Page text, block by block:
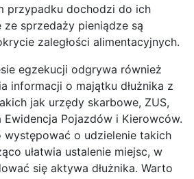
przypadku dochodzi do ich
sprzedaży pieniądze są
zaległości alimentacyjnych.
egzekucji odgrywa również
informacji o majątku dłużnika z
jak urzędy skarbowe, ZUS,
Ewidencja Pojazdów i Kierowców.
występować o udzielenie takich
ułatwia ustalenie miejsc, w
się aktywa dłużnika. Warto